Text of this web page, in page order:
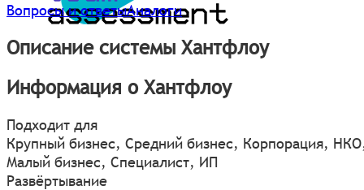
Вопросы и ответыАналоги
Описание системы Хантфлоу
Информация о Хантфлоу
Подходит для
Крупный бизнес, Средний бизнес, Корпорация,
Малый бизнес, Специалист, ИП
Развёртывание